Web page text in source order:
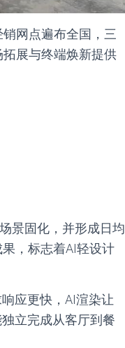
网点遍布全国，三
展与终端焕新提供
景固化，并形成日均
，标志着AI轻设计
应更快，AI渲染让
立完成从客厅到餐